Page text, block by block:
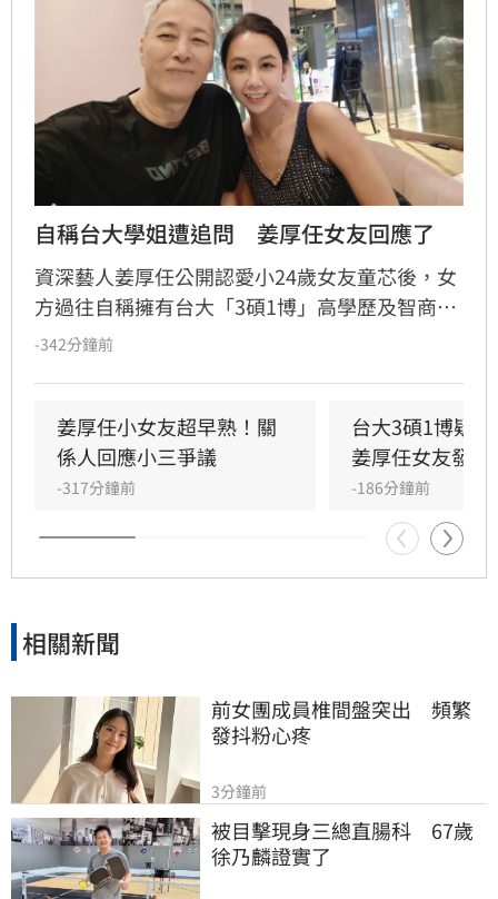
自稱台大學姐遭追問　姜厚任女友回應了
資深藝人姜厚任公開認愛小24歲女友童芯後，女
方過往自稱擁有台大「3碩1博」高學歷及智商
146等背景引發外界高度質疑。童芯日前於社群
件，導致話題持續發酵，網友針對其學歷真實性
仍存有諸多疑問。面對女友身陷輿論風波，姜厚
任展現力挺態度，笑稱兩人的戀情已像偵探片，
-342分鐘前
姜厚任小女友超早熟！關
係人回應小三爭議
-317分鐘前
台大3碩1博疑
姜厚任女友發聲
-186分鐘前
相關新聞
前女團成員椎間盤突出　頻繁
發抖粉心疼
3分鐘前
被目擊現身三總直腸科　67歲
徐乃麟證實了